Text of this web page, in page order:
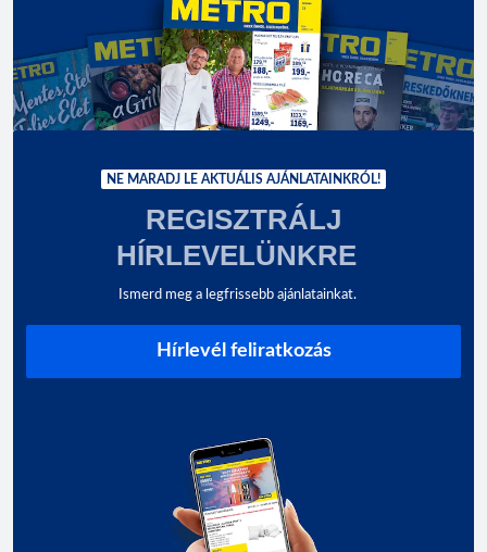
NE MARADJ LE AKTUÁLIS AJÁNLATAINKRÓL!
REGISZTRÁLJ
HÍRLEVELÜNKRE
Ismerd meg a legfrissebb ajánlatainkat.
Hírlevél feliratkozás